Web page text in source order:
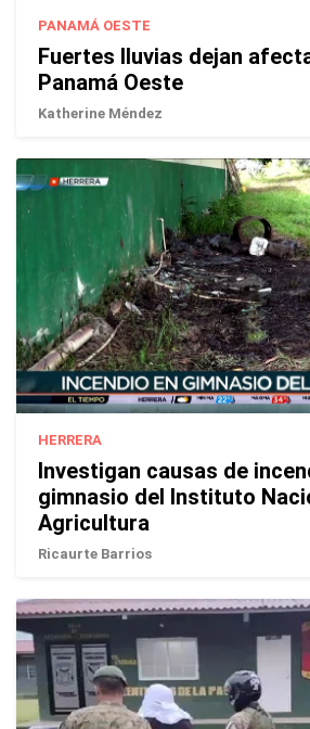
PANAMÁ OESTE
Fuertes lluvias dejan
Panamá Oeste
Katherine Méndez
HERRERA
Investigan causas de
gimnasio del Instituto
Agricultura
Ricaurte Barrios